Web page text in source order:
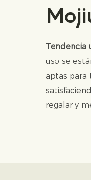
Tendencia
uso se
aptas para
regalar y